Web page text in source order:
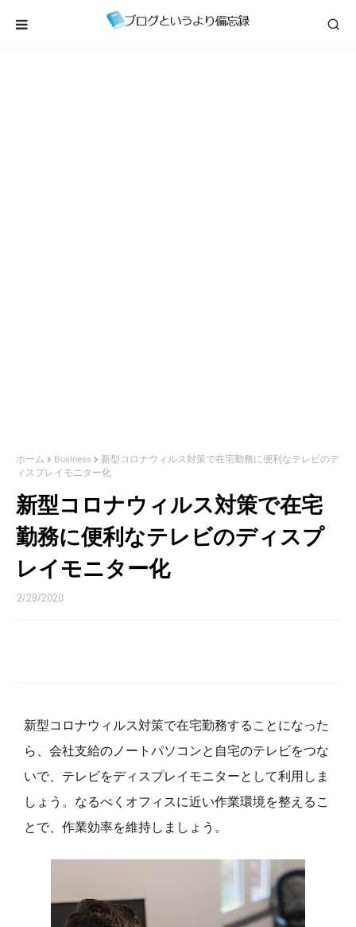
ホーム Business
新型コロナウィルス対策で在宅勤務に便利なテレビのデ
ィスプレイモニター化
新型コロナウィルス対策で在宅
勤務に便利なテレビのディスプ
レイモニター化
2/29/2020
新型コロナウィルス対策で在宅勤務することになった
ら、会社支給のノートパソコンと自宅のテレビをつな
いで、テレビをディスプレイモニターとして利用しま
しょう。なるべくオフィスに近い作業環境を整えるこ
とで、作業効率を維持しましょう。